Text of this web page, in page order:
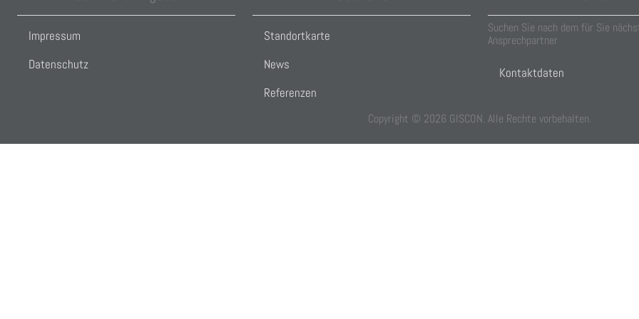
Impressum
Datenschutz
Standortkarte
News
Referenzen
Suchen Sie nach dem für Sie
Ansprechpartner
Kontaktdaten
Copyright © 2026 GISCON. Alle Rechte vorbehalten.